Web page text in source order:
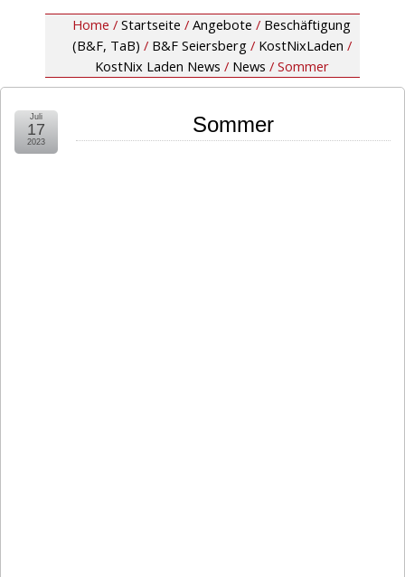
Home / Startseite / Angebote / Beschäftigung
(B&F, TaB) / B&F Seiersberg / KostNixLaden /
KostNix Laden News / News / Sommer
Sommer
Juli
17
2023